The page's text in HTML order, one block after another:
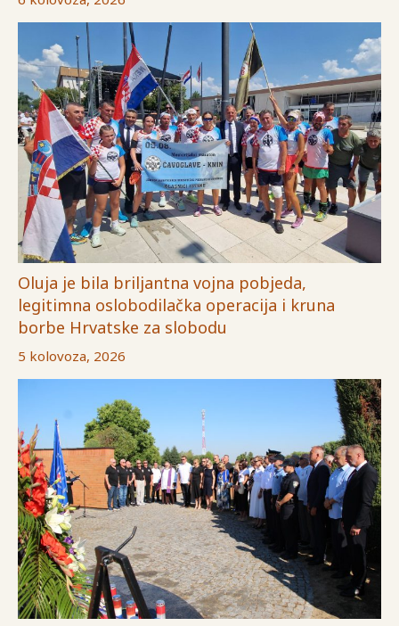
Oluja je bila briljantna vojna pobjeda,
legitimna oslobodilačka operacija i kruna
borbe Hrvatske za slobodu
5 kolovoza, 2026